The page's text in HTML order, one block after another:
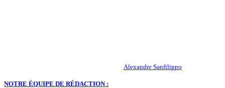
Alexandre Sanfilippo
NOTRE ÉQUIPE DE RÉDACTION :